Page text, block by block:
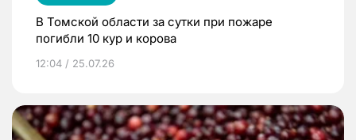
В Томской области за сутки при пожаре
погибли 10 кур и корова
12:04 / 25.07.26